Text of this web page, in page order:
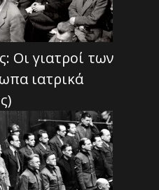
Οι γιατροί των
ιατρικά